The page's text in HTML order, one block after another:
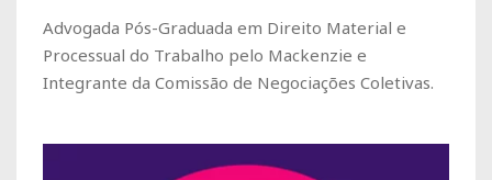
Advogada Pós-Graduada em Direito Material e
Processual do Trabalho pelo Mackenzie e
Integrante da Comissão de Negociações Coletivas.